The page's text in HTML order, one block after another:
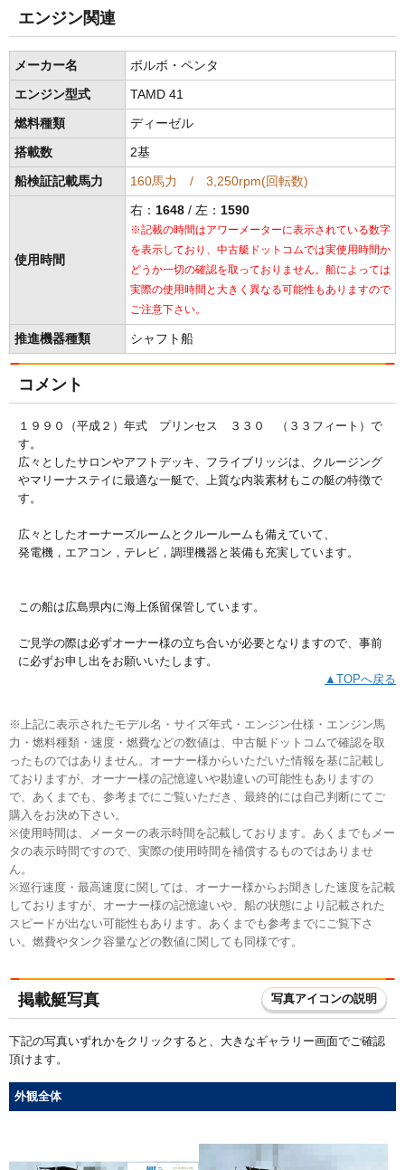
エンジン関連
メーカー名 ボルボ・ペンタ
エンジン型式 TAMD 41
燃料種類 ディーゼル
搭載数 2基
船検証記載馬力 160馬力 / 3,250rpm(回転数)
使用時間
右： 1648 / 左： 1590
※記載の時間はアワーメーターに表示されている数字
を表示しており、中古艇ドットコムでは実使用時間か
どうか一切の確認を取っておりません。船によっては
実際の使用時間と大きく異なる可能性もありますので
ご注意下さい。
推進機器種類 シャフト船
コメント
１９９０（平成２）年式 プリンセス ３３０ （３３フィート）で
す。
広々としたサロンやアフトデッキ、フライブリッジは、クルージング
やマリーナステイに最適な一艇で、上質な内装素材もこの艇の特徴で
す。
広々としたオーナーズルームとクルールームも備えていて、
発電機，エアコン，テレビ，調理機器と装備も充実しています。
この船は広島県内に海上係留保管しています。
ご見学の際は必ずオーナー様の立ち合いが必要となりますので、事前
に必ずお申し出をお願いいたします。
▲TOPへ戻る
※上記に表示されたモデル名・サイズ年式・エンジン仕様・エンジン馬
力・燃料種類・速度・燃費などの数値は、中古艇ドットコムで確認を取
ったものではありません。オーナー様からいただいた情報を基に記載し
ておりますが、オーナー様の記憶違いや勘違いの可能性もありますの
で、あくまでも、参考までにご覧いただき、最終的には自己判断にてご
購入をお決め下さい。
※使用時間は、メーターの表示時間を記載しております。あくまでもメー
タの表示時間ですので、実際の使用時間を補償するものではありませ
ん。
※巡行速度・最高速度に関しては、オーナー様からお聞きした速度を記載
しておりますが、オーナー様の記憶違いや、船の状態により記載された
スピードが出ない可能性もあります。あくまでも参考までにご覧下さ
い。燃費やタンク容量などの数値に関しても同様です。
掲載艇写真 写真アイコンの説明
下記の写真いずれかをクリックすると、大きなギャラリー画面でご確認
頂けます。
外観全体